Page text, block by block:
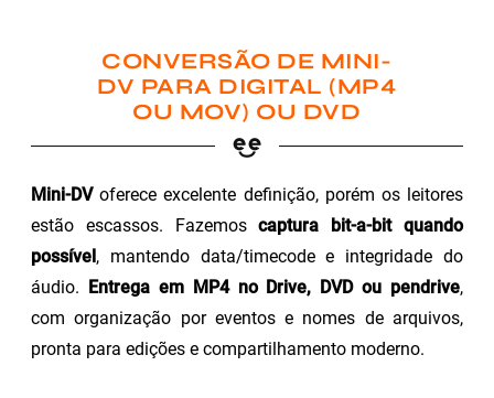
CONVERSÃO DE MINI-
DV PARA DIGITAL (MP4
OU MOV) OU DVD
Mini-DVoferece excelente definição, porém os leitores
estão escassos. Fazemoscaptura bit-a-bit quando
possível, mantendo data/timecode e integridade do
áudio. Entrega em MP4 no Drive, DVD ou pendrive,
com organização por eventos e nomes de arquivos,
pronta para edições e compartilhamento moderno.